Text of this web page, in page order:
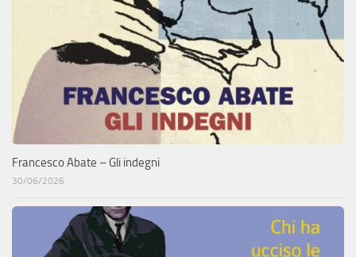
Francesco Abate – Gli indegni
30/06/2026